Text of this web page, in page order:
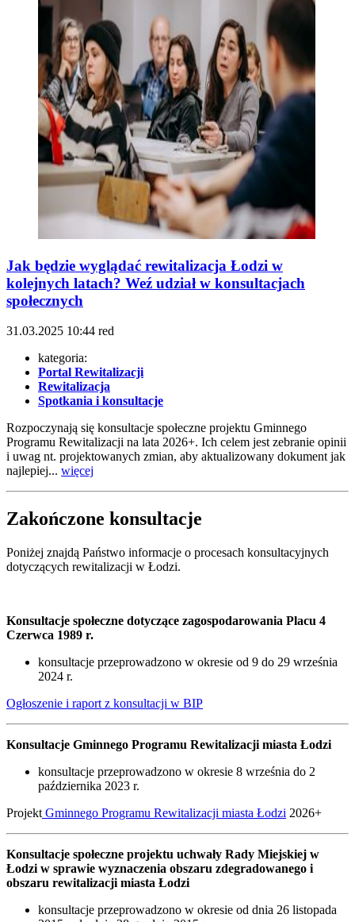
Jak będzie wyglądać rewitalizacja Łodzi w
kolejnych latach? Weź udział w konsultacjach
społecznych
31.03.2025 10:44 red
kategoria:
Portal Rewitalizacji
Rewitalizacja
Spotkania i konsultacje
Rozpoczynają się konsultacje społeczne projektu Gminnego
Programu Rewitalizacji na lata 2026+. Ich celem jest zebranie opinii
i uwag nt. projektowanych zmian, aby aktualizowany dokument jak
najlepiej... więcej
Zakończone konsultacje
Poniżej znajdą Państwo informacje o procesach konsultacyjnych
dotyczących rewitalizacji w Łodzi.
Konsultacje społeczne dotyczące zagospodarowania Placu 4
Czerwca 1989 r.
konsultacje przeprowadzono w okresie od 9 do 29 września
2024 r.
Ogłoszenie i raport z konsultacji w BIP
Konsultacje Gminnego Programu Rewitalizacji miasta Łodzi
konsultacje przeprowadzono w okresie 8 września do 2
października 2023 r.
Projekt Gminnego Programu Rewitalizacji miasta Łodzi 2026+
Konsultacje społeczne projektu uchwały Rady Miejskiej w
Łodzi w sprawie wyznaczenia obszaru zdegradowanego i
obszaru rewitalizacji miasta Łodzi
konsultacje przeprowadzono w okresie od dnia 26 listopada